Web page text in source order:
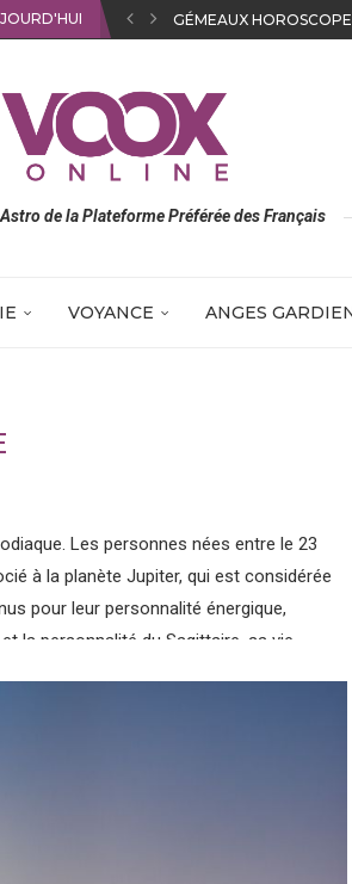
SAGITTAIRE
de la Plateforme Préférée des Français
VOYANCE ANGES
Les personnes nées entre le 23
à la planète Jupiter, qui est considérée
pour leur personnalité énergique,
la personnalité du Sagittaire, sa vie
sont également très francs et
et parfois un peu trop brusques.